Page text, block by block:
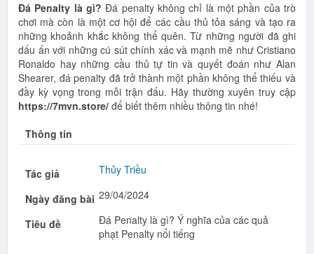
Đá Penalty là gì?Đá penalty không chỉ là một phần của trò
chơi mà còn là một cơ hội để các cầu thủ tỏa sáng và tạo ra
những khoảnh khắc không thể quên. Từ những người đã ghi
dấu ấn với những cú sút chính xác và mạnh mẽ như Cristiano
Ronaldo hay những cầu thủ tự tin và quyết đoán như Alan
Shearer, đá penalty đã trở thành một phần không thể thiếu và
đầy kỳ vọng trong mỗi trận đấu. Hãy thường xuyên truy cập
https://7mvn.store/ để biết thêm nhiều thông tin nhé!
Thông tin
Tác giả Thủy Triều
Ngày đăng bài 29/04/2024
Tiêu đề
Đá Penalty là gì? Ý nghĩa của các quả
phạt Penalty nổi tiếng